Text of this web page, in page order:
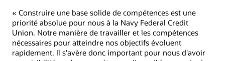
« Construire une base solide de compétences est une
priorité absolue pour nous à la Navy Federal Credit
Union. Notre manière de travailler et les compétences
nécessaires pour atteindre nos objectifs évoluent
rapidement. Il s'avère donc important pour nous d'avoir